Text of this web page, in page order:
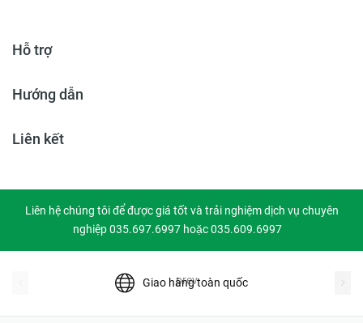
Hỗ trợ
Hướng dẫn
Liên kết
Liên hệ chúng tôi để được giá tốt và trải nghiệm dịch vụ chuyên
nghiệp 035.697.6997 hoặc 035.609.6997
Giao hàng toàn quốc
prev